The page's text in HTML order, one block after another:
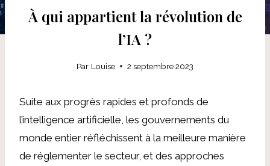
À qui appartient la révolution de
l’IA ?
Par Louise 2 septembre 2023
Suite aux progrès rapides et profonds de
l’intelligence artificielle, les gouvernements du
monde entier réfléchissent à la meilleure manière
de réglementer le secteur, et des approches